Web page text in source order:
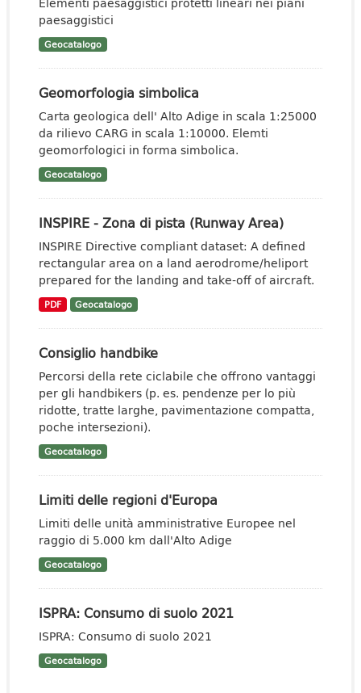
paesaggistici
Geocatalogo
Geomorfologia simbolica
Carta geologica dell' Alto Adige in scala 1:25000
da rilievo CARG in scala 1:10000. Elemti
geomorfologici in forma simbolica.
Geocatalogo
INSPIRE - Zona di pista (Runway Area)
INSPIRE Directive compliant dataset: A defined
rectangular area on a land aerodrome/heliport
prepared for the landing and take-off of aircraft.
PDF Geocatalogo
Consiglio handbike
Percorsi della rete ciclabile che offrono vantaggi
per gli handbikers (p. es. pendenze per lo più
ridotte, tratte larghe, pavimentazione compatta,
poche intersezioni).
Geocatalogo
Limiti delle regioni d'Europa
Limiti delle unità amministrative Europee nel
raggio di 5.000 km dall'Alto Adige
Geocatalogo
ISPRA: Consumo di suolo 2021
ISPRA: Consumo di suolo 2021
Geocatalogo